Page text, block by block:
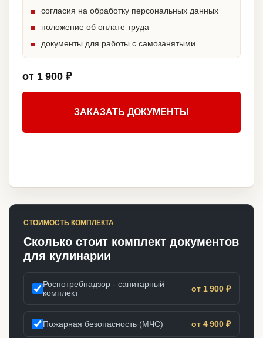
согласия на обработку персональных данных
положение об оплате труда
документы для работы с самозанятыми
от 1 900 ₽
ЗАКАЗАТЬ ДОКУМЕНТЫ
СТОИМОСТЬ КОМПЛЕКТА
Сколько стоит комплект документов
для кулинарии
Роспотребнадзор - санитарный
комплект
от 1 900 ₽
Пожарная безопасность (МЧС) от 4 900 ₽